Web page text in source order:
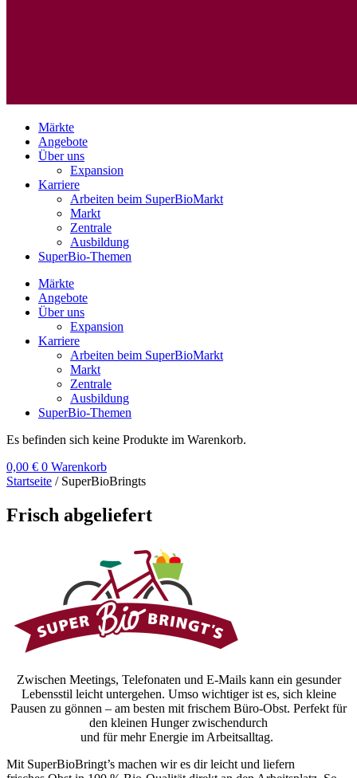
Märkte
Angebote
Über uns
Expansion
Karriere
Arbeiten beim SuperBioMarkt
Markt
Zentrale
Ausbildung
SuperBio-Themen
Märkte
Angebote
Über uns
Expansion
Karriere
Arbeiten beim SuperBioMarkt
Markt
Zentrale
Ausbildung
SuperBio-Themen
Es befinden sich keine Produkte im Warenkorb.
0,00 € 0 Warenkorb
Startseite / SuperBioBringts
Frisch abgeliefert
Zwischen Meetings, Telefonaten und E-Mails kann ein gesunder
Lebensstil leicht untergehen. Umso wichtiger ist es, sich kleine
Pausen zu gönnen – am besten mit frischem Büro-Obst. Perfekt für
den kleinen Hunger zwischendurch
und für mehr Energie im Arbeitsalltag.
Mit SuperBioBringt’s machen wir es dir leicht und liefern